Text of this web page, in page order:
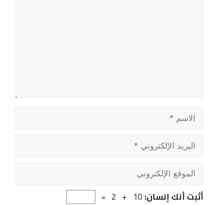
الاسم
البريد
الإلكتروني
الموقع
الإلكتروني
أثبت أنك إنسان:10 + 2 =